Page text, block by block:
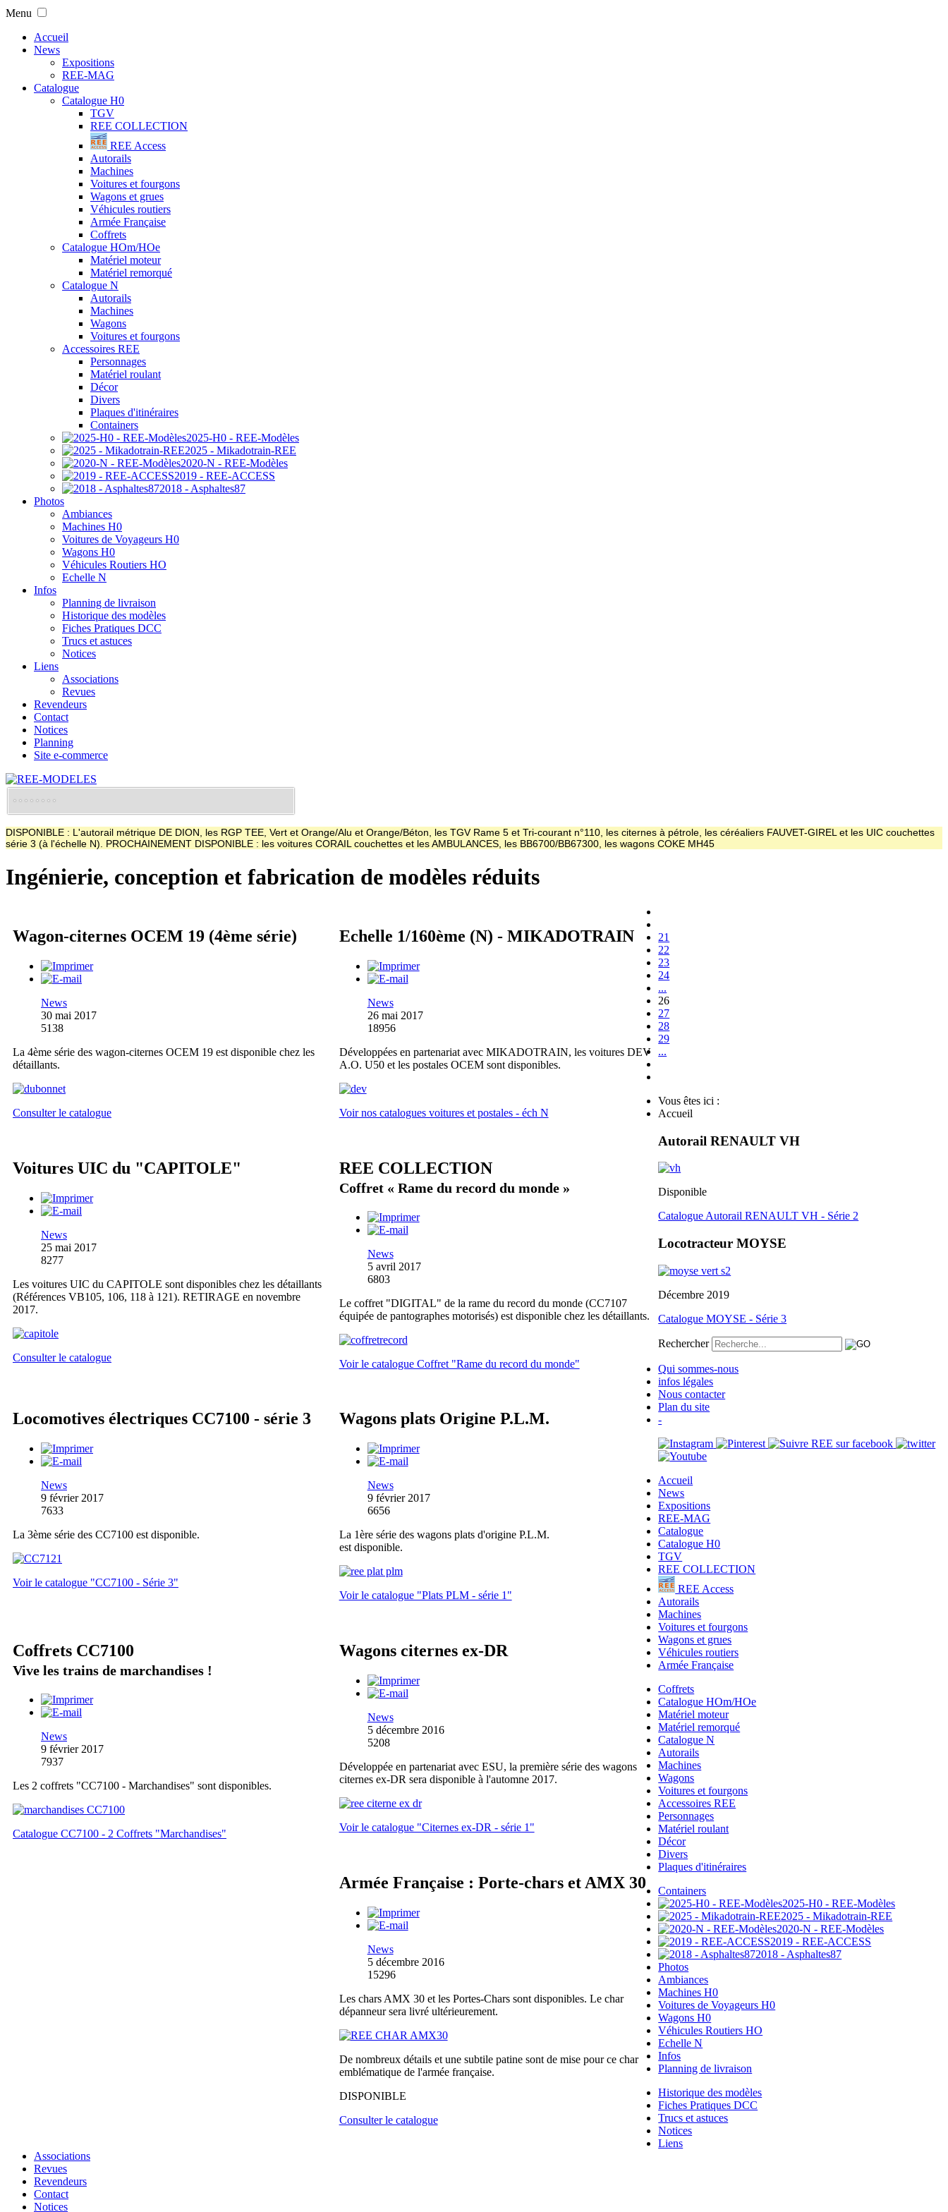
Menu
Accueil
News
Expositions
REE-MAG
Catalogue
Catalogue H0
TGV
REE COLLECTION
REE Access
Autorails
Machines
Voitures et fourgons
Wagons et grues
Véhicules routiers
Armée Française
Coffrets
Catalogue HOm/HOe
Matériel moteur
Matériel remorqué
Catalogue N
Autorails
Machines
Wagons
Voitures et fourgons
Accessoires REE
Personnages
Matériel roulant
Décor
Divers
Plaques d'itinéraires
Containers
2025-H0 - REE-Modèles
2025 - Mikadotrain-REE
2020-N - REE-Modèles
2019 - REE-ACCESS
2018 - Asphaltes87
Photos
Ambiances
Machines H0
Voitures de Voyageurs H0
Wagons H0
Véhicules Routiers HO
Echelle N
Infos
Planning de livraison
Historique des modèles
Fiches Pratiques DCC
Trucs et astuces
Notices
Liens
Associations
Revues
Revendeurs
Contact
Notices
Planning
Site e-commerce
DISPONIBLE : L'autorail métrique DE DION, les RGP TEE, Vert et Orange/Alu et Orange/Béton, les TGV Rame 5 et Tri-courant n°110, les citernes à pétrole, les céréaliers FAUVET-GIREL et les UIC couchettes
série 3 (à l'échelle N). PROCHAINEMENT DISPONIBLE : les voitures CORAIL couchettes et les AMBULANCES, les BB6700/BB67300, les wagons COKE MH45
Ingénierie, conception et fabrication de modèles réduits
Wagon-citernes OCEM 19 (4ème série)
News
30 mai 2017
5138
La 4ème série des wagon-citernes OCEM 19 est disponible chez les
détaillants.
Consulter le catalogue
Echelle 1/160ème (N) - MIKADOTRAIN
News
26 mai 2017
18956
Développées en partenariat avec MIKADOTRAIN, les voitures DEV
A.O. U50 et les postales OCEM sont disponibles.
Voir nos catalogues voitures et postales - éch N
Voitures UIC du "CAPITOLE"
News
25 mai 2017
8277
Les voitures UIC du CAPITOLE sont disponibles chez les détaillants
(Références VB105, 106, 118 à 121). RETIRAGE en novembre
2017.
Consulter le catalogue
REE COLLECTION
Coffret « Rame du record du monde »
News
5 avril 2017
6803
Le coffret "DIGITAL" de la rame du record du monde (CC7107
équipée de pantographes motorisés) est disponible chez les détaillants.
Voir le catalogue Coffret "Rame du record du monde"
Locomotives électriques CC7100 - série 3
News
9 février 2017
7633
La 3ème série des CC7100 est disponible.
Voir le catalogue "CC7100 - Série 3"
Wagons plats Origine P.L.M.
News
9 février 2017
6656
La 1ère série des wagons plats d'origine P.L.M.
est disponible.
Voir le catalogue "Plats PLM - série 1"
Coffrets CC7100
Vive les trains de marchandises !
News
9 février 2017
7937
Les 2 coffrets "CC7100 - Marchandises" sont disponibles.
Catalogue CC7100 - 2 Coffrets "Marchandises"
Wagons citernes ex-DR
News
5 décembre 2016
5208
Développée en partenariat avec ESU, la première série des wagons
citernes ex-DR sera disponible à l'automne 2017.
Voir le catalogue "Citernes ex-DR - série 1"
Armée Française : Porte-chars et AMX 30
News
5 décembre 2016
15296
Les chars AMX 30 et les Portes-Chars sont disponibles. Le char
dépanneur sera livré ultérieurement.
De nombreux détails et une subtile patine sont de mise pour ce char
emblématique de l'armée française.
DISPONIBLE
Consulter le catalogue
21
22
23
24
...
26
27
28
29
...
Vous êtes ici :
Accueil
Autorail RENAULT VH
Disponible
Catalogue Autorail RENAULT VH - Série 2
Locotracteur MOYSE
Décembre 2019
Catalogue MOYSE - Série 3
Rechercher
Qui sommes-nous
infos légales
Nous contacter
Plan du site
-
Accueil
News
Expositions
REE-MAG
Catalogue
Catalogue H0
TGV
REE COLLECTION
REE Access
Autorails
Machines
Voitures et fourgons
Wagons et grues
Véhicules routiers
Armée Française
Coffrets
Catalogue HOm/HOe
Matériel moteur
Matériel remorqué
Catalogue N
Autorails
Machines
Wagons
Voitures et fourgons
Accessoires REE
Personnages
Matériel roulant
Décor
Divers
Plaques d'itinéraires
Containers
2025-H0 - REE-Modèles
2025 - Mikadotrain-REE
2020-N - REE-Modèles
2019 - REE-ACCESS
2018 - Asphaltes87
Photos
Ambiances
Machines H0
Voitures de Voyageurs H0
Wagons H0
Véhicules Routiers HO
Echelle N
Infos
Planning de livraison
Historique des modèles
Fiches Pratiques DCC
Trucs et astuces
Notices
Liens
Associations
Revues
Revendeurs
Contact
Notices